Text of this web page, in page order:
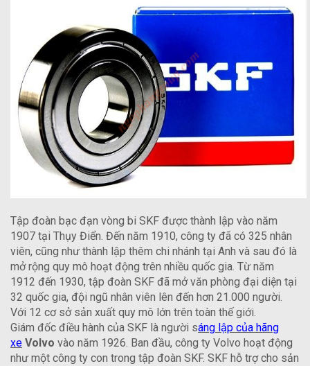
Tập đoàn bạc đạn vòng bi SKF được thành lập vào năm
1907 tại Thụy Điển. Đến năm 1910, công ty đã có 325 nhân
viên, cũng như thành lập thêm chi nhánh tại Anh và sau đó là
mở rộng quy mô hoạt động trên nhiều quốc gia. Từ năm
1912 đến 1930, tập đoàn SKF đã mở văn phòng đại diện tại
32 quốc gia, đội ngũ nhân viên lên đến hơn 21.000 người.
Với 12 cơ sở sản xuất quy mô lớn trên toàn thế giới.
Giám đốc điều hành của SKF là người sáng lập của hãng
xe Volvo vào năm 1926. Ban đầu, công ty Volvo hoạt động
như một công ty con trong tập đoàn SKF. SKF hỗ trợ cho sản